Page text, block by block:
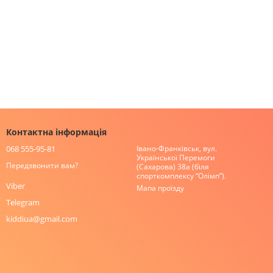
Контактна інформація
068 555-95-81
Передзвонити вам?
Viber
Telegram
kiddiua@gmail.com
Івано-Франківськ, вул.
Української Перемоги
(Сахарова) 38а (біля
спорткомплексу “Олімп”).
Мапа проїзду